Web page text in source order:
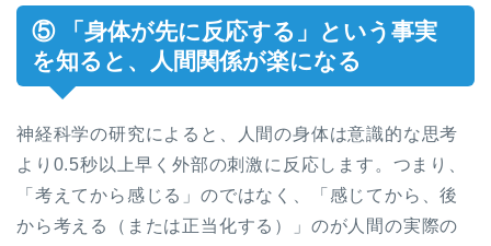
⑤ 「身体が先に反応する」という事実
を知ると、人間関係が楽になる
神経科学の研究によると、人間の身体は意識的な思考
より0.5秒以上早く外部の刺激に反応します。つまり、
「考えてから感じる」のではなく、「感じてから、後
から考える（または正当化する）」のが人間の実際の